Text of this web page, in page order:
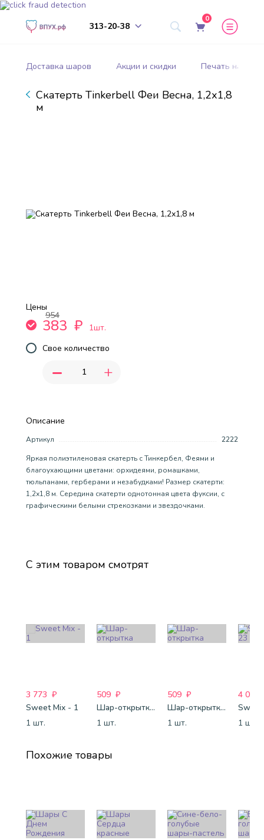
313-20-38
0
Доставка шаров Акции и скидки Печать на
Скатерть Tinkerbell Феи Весна, 1,2х1,8
м
Описание
Артикул
2222
Яркая полиэтиленовая скатерть с Тинкербел, Феями и
благоухающими цветами: орхидеями, ромашками,
тюльпанами, герберами и незабудками! Размер скатерти:
1,2х1,8 м. Середина скатерти однотонная цвета фуксии, с
графическими белыми стрекозками и звездочками.
Цены
954
383 ₽
1шт.
Свое количество
- +
С этим товаром смотрят
3 773 ₽
Sweet Mix - 1
1 шт.
509 ₽
Шар-открытка "Звезда" (45 см) - 1
1 шт.
509 ₽
Шар-открытка "Сердце" (45 см) - 2
1 шт.
4 088
1 шт.
Похожие товары